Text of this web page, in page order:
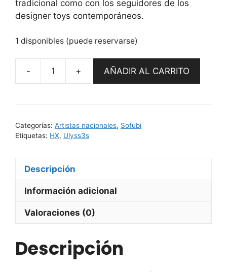
tradicional como con los seguidores de los
designer toys contemporáneos.
1 disponibles (puede reservarse)
Fightzilla
x
AÑADIR AL CARRITO
Categorías: Artistas nacionales, Sofubi
Etiquetas: HX, Ulyss3s
Descripción
Información adicional
Valoraciones (0)
Descripción